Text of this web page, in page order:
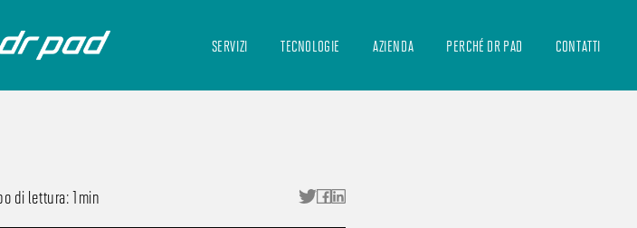
SERVIZI TECNOLOGIE AZIENDA PERCHÉ DR PAD CONTATTI
di lettura: 1min